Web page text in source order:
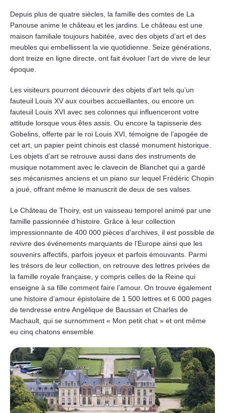
Depuis plus de quatre siècles, la famille des comtes de La
Panouse anime le château et les jardins. Le château est une
maison familiale toujours habitée, avec des objets d’art et des
meubles qui embellissent la vie quotidienne. Seize générations,
dont treize en ligne directe, ont fait évoluer l’art de vivre de leur
époque.
Les visiteurs pourront découvrir des objets d’art tels qu’un
fauteuil Louis XV aux courbes accueillantes, ou encore un
fauteuil Louis XVI avec ses colonnes qui influenceront votre
attitude lorsque vous êtes assis. Ou encore la tapisserie des
Gobelins, offerte par le roi Louis XVI, témoigne de l’apogée de
cet art, un papier peint chinois est classé monument historique.
Les objets d’art se retrouve aussi dans des instruments de
musique notamment avec le clavecin de Blanchet qui a gardé
ses mécanismes anciens et un piano sur lequel Frédéric Chopin
a joué, offrant même le manuscrit de deux de ses valses.
Le Château de Thoiry, est un vaisseau temporel animé par une
famille passionnée d’histoire. Grâce à leur collection
impressionnante de 400 000 pièces d’archives, il est possible de
revivre des événements marquants de l’Europe ainsi que les
souvenirs affectifs, parfois joyeux et parfois émouvants. Parmi
les trésors de leur collection, on retrouve des lettres privées de
la famille royale française, y compris celles de la Reine qui
enseigne à sa fille comment faire l’amour. On trouve également
une histoire d’amour épistolaire de 1 500 lettres et 6 000 pages
de tendresse entre Angélique de Baussan et Charles de
Machault, qui se surnomment « Mon petit chat » et ont même
eu cinq chatons ensemble.